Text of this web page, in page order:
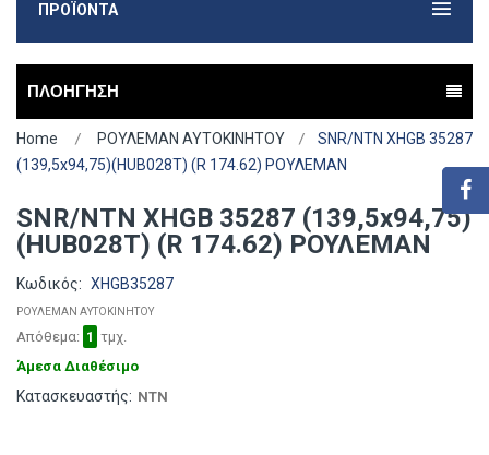
ΠΡΟΪΟΝΤΑ
ΠΛΟΗΓΗΣΗ
Home ΡΟΥΛΕΜΑΝ ΑΥΤΟΚΙΝΗΤΟΥ
SNR/NTN XHGB 35287
(139,5x94,75)(HUB028T) (R 174.62) ΡΟΥΛΕΜΑΝ
SNR/NTN XHGB 35287 (139,5x94,75)
(HUB028T) (R 174.62) ΡΟΥΛΕΜΑΝ
Κωδικός: XHGB35287
ΡΟΥΛΕΜΑΝ ΑΥΤΟΚΙΝΗΤΟΥ
Απόθεμα: 1 τμχ.
Άμεσα Διαθέσιμο
Κατασκευαστής: NTN